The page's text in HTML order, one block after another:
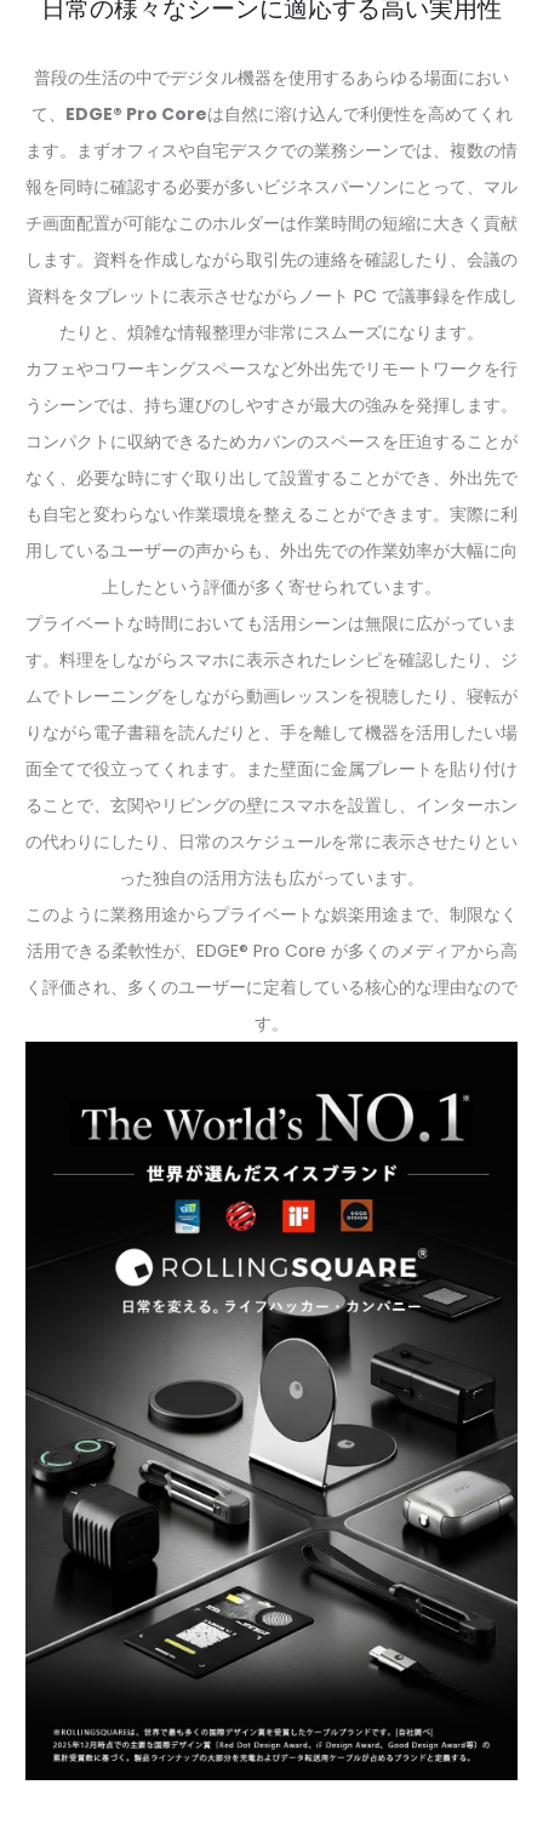
日常の様々なシーンに適応する高い実用性
普段の生活の中でデジタル機器を使用するあらゆる場面におい
て、 EDGE® Pro Coreは自然に溶け込んで利便性を高めてくれ
ます。まずオフィスや自宅デスクでの業務シーンでは、複数の情
報を同時に確認する必要が多いビジネスパーソンにとって、マル
チ画面配置が可能なこのホルダーは作業時間の短縮に大きく貢献
します。資料を作成しながら取引先の連絡を確認したり、会議の
資料をタブレットに表示させながらノート PC で議事録を作成し
たりと、煩雑な情報整理が非常にスムーズになります。
カフェやコワーキングスペースなど外出先でリモートワークを行
うシーンでは、持ち運びのしやすさが最大の強みを発揮します。
コンパクトに収納できるためカバンのスペースを圧迫することが
なく、必要な時にすぐ取り出して設置することができ、外出先で
も自宅と変わらない作業環境を整えることができます。実際に利
用しているユーザーの声からも、外出先での作業効率が大幅に向
上したという評価が多く寄せられています。
プライベートな時間においても活用シーンは無限に広がっていま
す。料理をしながらスマホに表示されたレシピを確認したり、ジ
ムでトレーニングをしながら動画レッスンを視聴したり、寝転が
りながら電子書籍を読んだりと、手を離して機器を活用したい場
面全てで役立ってくれます。また壁面に金属プレートを貼り付け
ることで、玄関やリビングの壁にスマホを設置し、インターホン
の代わりにしたり、日常のスケジュールを常に表示させたりとい
った独自の活用方法も広がっています。
このように業務用途からプライベートな娯楽用途まで、制限なく
活用できる柔軟性が、EDGE® Pro Core が多くのメディアから高
く評価され、多くのユーザーに定着している核心的な理由なので
す。